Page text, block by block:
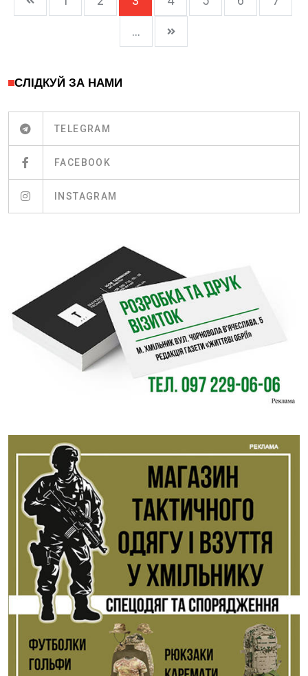
...
СЛІДКУЙ ЗА НАМИ
TELEGRAM
FACEBOOK
INSTAGRAM